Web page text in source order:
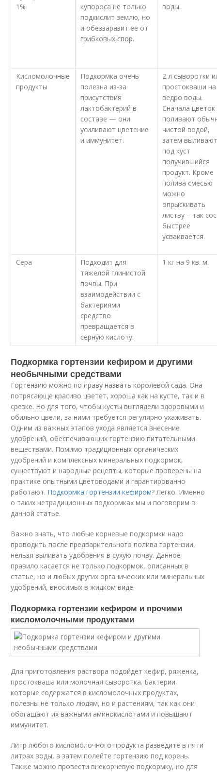
1%
купороса не только
подкислит землю, но
и обеззаразит ее от
грибковых спор.
воды.
Кисломолочные
продукты
Подкормка очень
полезна из-за
присутствия
лактобактерий в
составе — они
усиливают цветение
и иммунитет.
2 л сыворотки
простокваши на
ведро воды.
Сначала цветок
поливают
чистой водой,
затем
под куст
получившийся
продукт. Кроме
полива смесью
можно
опрыскивать
листву – так
быстрее
усваивается.
Сера
Подходит для
тяжелой глинистой
почвы. При
взаимодействии с
бактериями
средство
превращается в
серную кислоту.
1 кг на 9 кв. м.
Подкормка гортензии кефиром и другими
необычными средствами
Гортензию можно по праву назвать королевой сада. Она
потрясающе красиво цветет, хороша как на кусте, так и в
срезке. Но для того, чтобы кусты выглядели здоровыми и
обильно цвели, за ними требуется регулярно ухаживать.
Одним из важных этапов ухода является внесение
удобрений, обеспечивающих гортензию питательными
веществами. Помимо традиционных органических
удобрений и комплексных минеральных подкормок,
существуют и народные рецепты, которые проверены на
практике опытными цветоводами и гарантированно
работают. Подкормка гортензии кефиром? Легко. Именно
о таких нетрадиционных подкормках мы и поговорим в
данной статье.
Важно знать, что любые корневые подкормки надо
проводить после предварительного полива гортензии,
нельзя выливать удобрения в сухую почву. Данное
правило касается не только подкормок, описанных в
статье, но и любых других органических или минеральных
удобрений, вносимых в жидком виде.
Подкормка гортензии кефиром и прочими
кисломолочными продуктами
Для приготовления раствора подойдет кефир, ряженка,
простокваша или молочная сыворотка. Бактерии,
которые содержатся в кисломолочных продуктах,
полезны не только людям, но и растениям, так как они
обогащают их важными аминокислотами и повышают
иммунитет.
Литр любого кисломолочного продукта разведите в пяти
литрах воды, а затем полейте гортензию под корень.
Также можно провести внекорневую подкормку, но для